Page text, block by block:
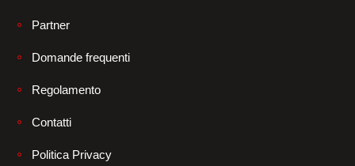
Partner
Domande frequenti
Regolamento
Contatti
Politica Privacy